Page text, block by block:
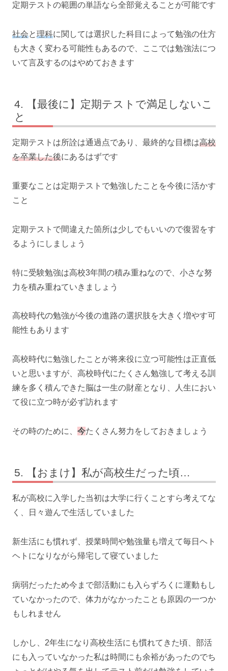
定期テストの範囲の単語なら全部覚えることが可能です
社会と理科に関しては選択した科目によって勉強の仕方
も大きく変わる可能性もあるので、ここでは勉強法につ
いて言及するのはやめておきます
【最後に】定期テストで満足しないこ
と
定期テストは所詮は通過点であり、最終的な目標は高校
を卒業した後にあるはずです
重要なことは定期テストで勉強したことを今後に活かす
こと
定期テストで間違えた箇所は少しでもいいので復習をす
るようにしましょう
特に受験勉強は高校3年間の積み重ねなので、小さな努
力を積み重ねていきましょう
高校時代の勉強が今後の進路の選択肢を大きく増やす可
能性もあります
高校時代に勉強したことが将来役に立つ可能性は正直低
いと思いますが、高校時代にたくさん勉強して考える訓
練を多く積んできた脳は一生の財産となり、人生におい
て役に立つ時が必ず訪れます
その時のために、 今たくさん努力をしておきましょう
【おまけ】私が高校生だった頃…
私が高校に入学した当初は大学に行くことすら考えてな
く、日々遊んで生活していました
新生活にも慣れず、授業時間や勉強量も増えて毎日ヘト
ヘトになりながら帰宅して寝ていました
病弱だったため今まで部活動にも入らずろくに運動もし
ていなかったので、体力がなかったことも原因の一つか
もしれません
しかし、2年生になり高校生活にも慣れてきた頃、部活
にも入っていなかった私は時間にも余裕があったのでち